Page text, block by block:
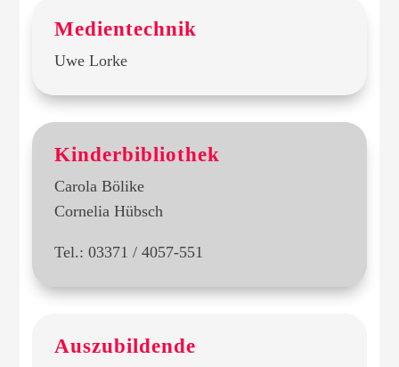
Medientechnik
Uwe Lorke
Kinderbibliothek
Carola Bölike
Cornelia Hübsch
Tel.: 03371 / 4057-551
Auszubildende